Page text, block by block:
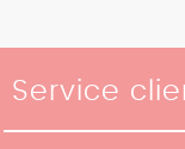
Service